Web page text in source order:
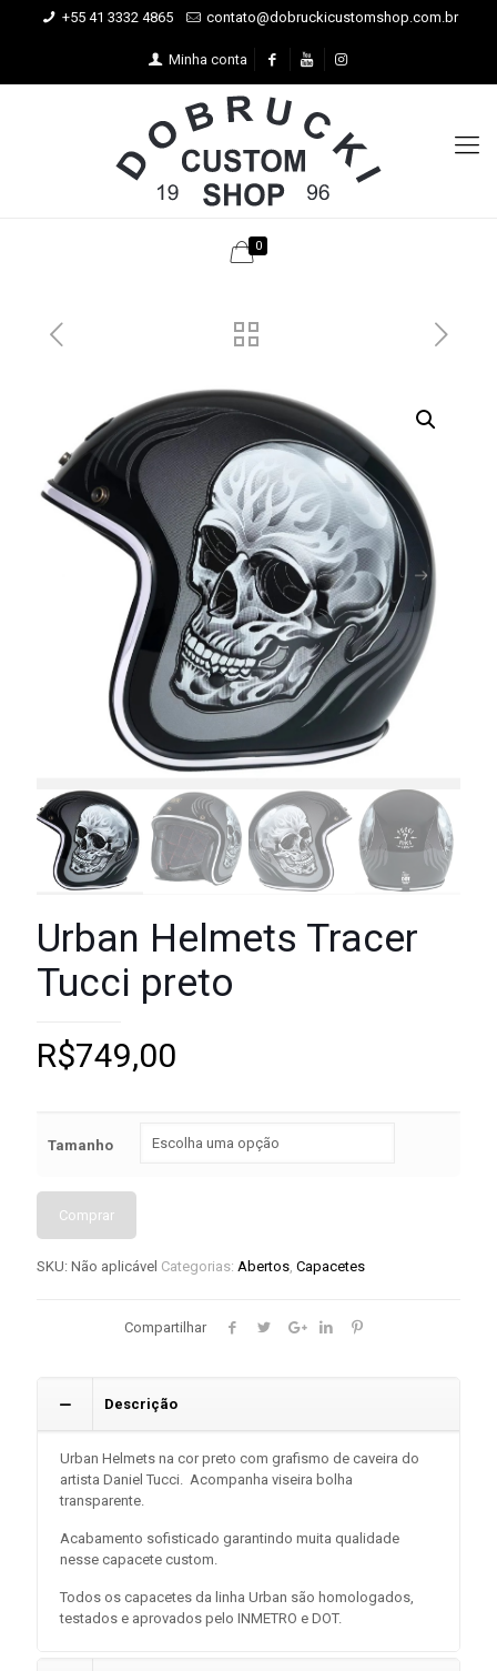
+55 41 3332 4865 contato@dobruckicustomshop.com.br
Minha conta
0
Urban Helmets Tracer
Tucci preto
R$749,00
Tamanho
Comprar
SKU: Não aplicável Categorias: Abertos, Capacetes
Compartilhar
Descrição
Urban Helmets na cor preto com grafismo de caveira do
artista Daniel Tucci. Acompanha viseira bolha
transparente.
Acabamento sofisticado garantindo muita qualidade
nesse capacete custom.
Todos os capacetes da linha Urban são homologados,
testados e aprovados pelo INMETRO e DOT.